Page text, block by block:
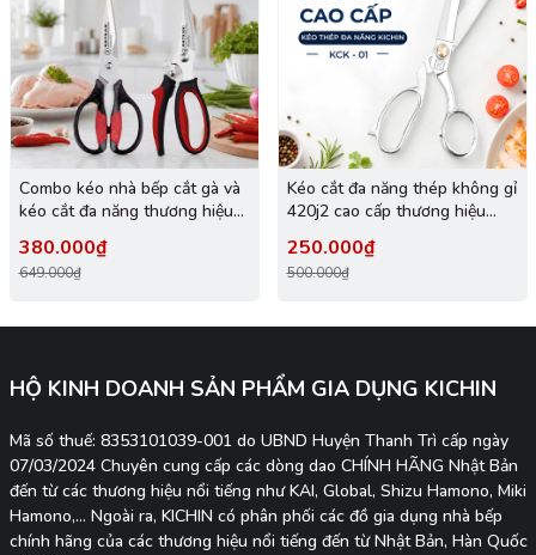
Combo kéo nhà bếp cắt gà và
kéo cắt đa năng thương hiệu
380.000₫
649.000₫
Kéo cắt đa năng thép không gỉ
420j2 cao cấp thương hiệu
250.000₫
500.000₫
HỘ KINH DOANH SẢN PHẨM GIA DỤNG KICHIN
Mã số thuế: 8353101039-001 do UBND Huyện Thanh Trì cấp ngày
07/03/2024 Chuyên cung cấp các dòng dao CHÍNH HÃNG Nhật Bản
đến từ các thương hiệu nổi tiếng như KAI, Global, Shizu Hamono, Miki
Hamono,... Ngoài ra, KICHIN có phân phối các đồ gia dụng nhà bếp
chính hãng của các thương hiệu nổi tiếng đến từ Nhật Bản, Hàn Quốc